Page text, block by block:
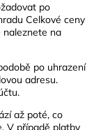
po
Celkové ceny
naleznete na
po uhrazení
adresu.
až poté, co
V případě platby